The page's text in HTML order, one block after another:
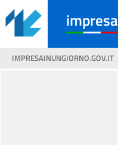
impresa
IMPRESAINUNGIORNO.GOV.IT